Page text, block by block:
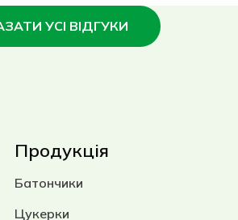
УСІ ВІДГУКИ
Продукція
Батончики
Цукерки